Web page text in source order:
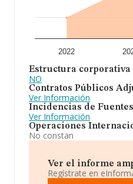
2022
Estructura
NO
Contratos Públicos
Ver Información
Incidencias de
Ver Información
Operaciones
No constan
Ver el informe
Regístrate en